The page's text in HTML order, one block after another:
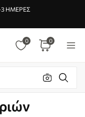
ΗΜΈΡΕΣ
0 0